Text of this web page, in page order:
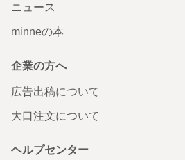
ニュース
minneの本
企業の方へ
広告出稿について
大口注文について
ヘルプセンター